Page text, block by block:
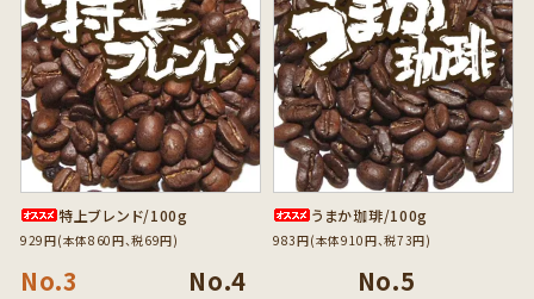
特上ブレンド/100g
929円(本体860円、税69円)
うまか珈琲/100g
983円(本体910円、税73円)